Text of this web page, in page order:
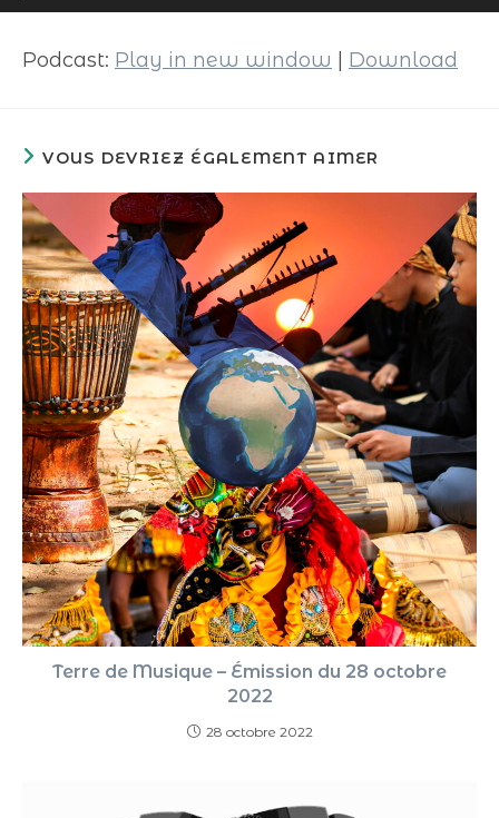
audio
Podcast: Play in new window Download
VOUS DEVRIEZ ÉGALEMENT AIMER
Terre de Musique – Émission du 28 octobre
2022
28 octobre 2022